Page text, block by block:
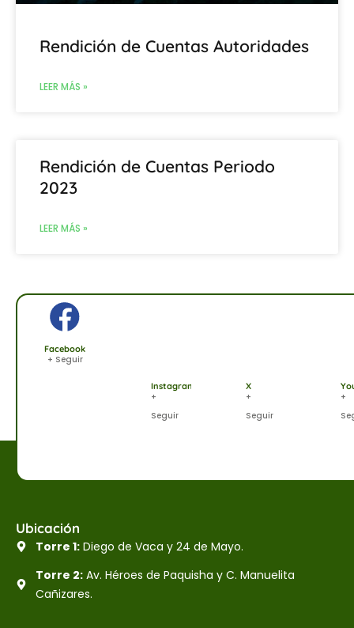
Rendición de Cuentas Autoridades
LEER MÁS »
Rendición de Cuentas Periodo
2023
LEER MÁS »
Facebook
+ Seguir
Instagram
+
Seguir
X
+
Seguir
+
Ubicación
Torre 1:Diego de Vaca y 24 de Mayo.
Torre 2:Av. Héroes de Paquisha y C. Manuelita
Cañizares.